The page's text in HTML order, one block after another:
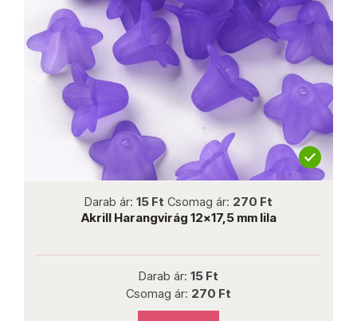
Darab ár: 15 Ft Csomag ár: 270 Ft
Akrill Harangvirág 12x17,5 mm lila
Darab ár: 15 Ft
Csomag ár: 270 Ft